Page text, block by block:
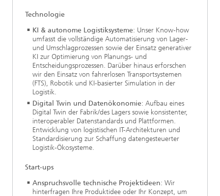
Technologie
KI & autonome Logistiksysteme: Unser Know-how
umfasst die vollständige Automatisierung von Lager-
und Umschlagprozessen sowie der Einsatz generativer
KI zur Optimierung von Planungs- und
Entscheidungsprozessen. Darüber hinaus erforschen
wir den Einsatz von fahrerlosen Transportsystemen
(FTS), Robotik und KI-basierter Simulation in der
Logistik.
Digital Twin und Datenökonomie: Aufbau eines
Digital Twin der Fabrik/des Lagers sowie konsistenter,
interoperabler Datenstandards und Plattformen.
Entwicklung von logistischen IT-Architekturen und
Standardisierung zur Schaffung datengesteuerter
Logistik-Ökosysteme.
Start-ups
Anspruchsvolle technische Projektideen: Wir
hinterfragen Ihre Produktidee oder Ihr Konzept, um